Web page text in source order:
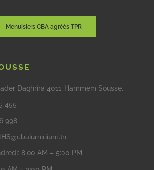
Menuisiers CBA agréés TPR
Daghrira 4011, Hammem Sousse.
455
998
8:00 AM – 5:00 PM